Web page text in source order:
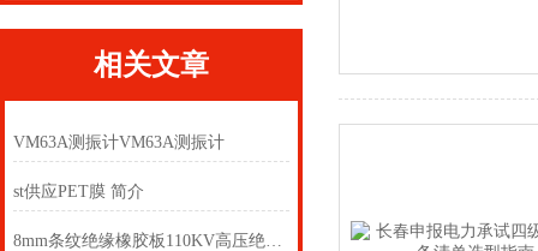
相关文章
VM63A测振计VM63A测振计
st供应PET膜 简介
8mm条纹绝缘橡胶板110KV高压绝缘垫12mm防滑绝缘垫